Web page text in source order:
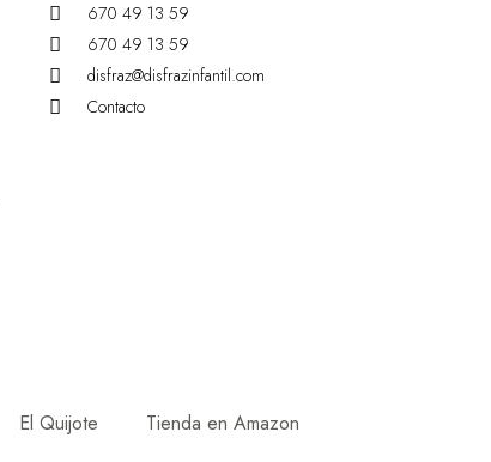
670 49 13 59
670 49 13 59
disfraz@disfrazinfantil.com
Contacto
El Quijote Tienda en Amazon